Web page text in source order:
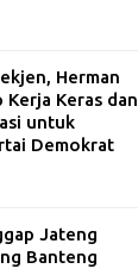
Herman
Kerja Keras dan
untuk
Demokrat
Jateng
Banteng